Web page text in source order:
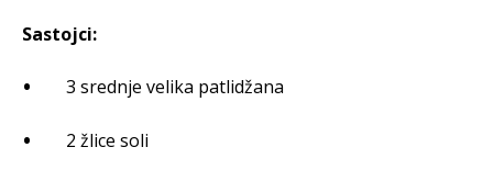
Sastojci:
3 srednje velika patlidžana
2 žlice soli